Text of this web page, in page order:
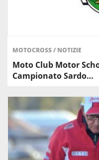
MOTOCROSS/ NOTIZIE
Moto Club Motor
Campionato Sardo…